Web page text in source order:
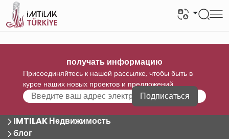
получать информацию
Присоединяйтесь к нашей рассылке, чтобы быть в
курсе наших новых проектов и предложений
Подписаться
IMTILAK Недвижимость
блог